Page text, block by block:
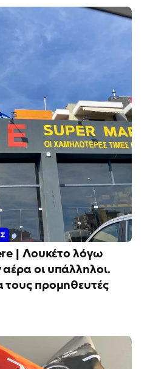
| Λουκέτο λόγω
οι υπάλληλοι.
τους προμηθευτές